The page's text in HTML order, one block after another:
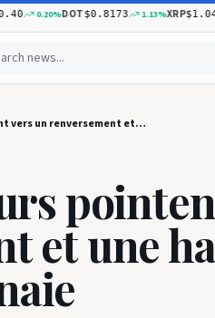
0.20%DOT$0.8173 1.13%XRP$1.04
Les indicateurs pointent vers un renversement et une hausse de 50 % - La Crypto Monnaie
et une